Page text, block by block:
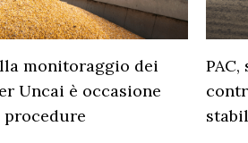
monitoraggio dei
Uncai è occasione